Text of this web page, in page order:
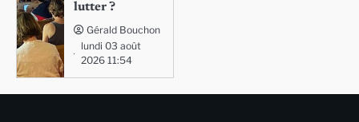
lutter ?
Gérald Bouchon
lundi 03 août
2026 11:54